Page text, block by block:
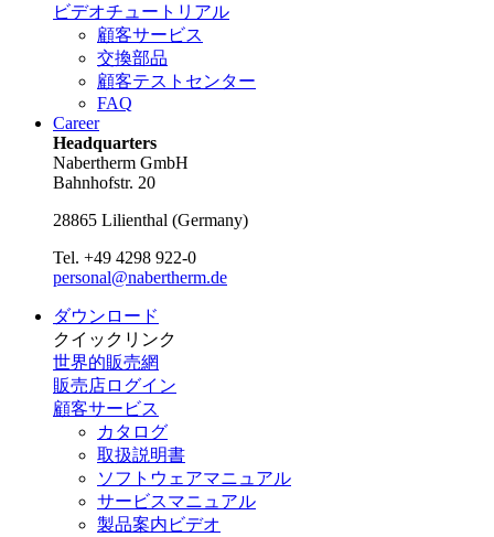
ビデオチュートリアル
顧客サービス
交換部品
顧客テストセンター
FAQ
Career
Headquarters
Nabertherm GmbH
Bahnhofstr. 20
28865 Lilienthal (Germany)
Tel. +49 4298 922-0
personal@nabertherm.de
ダウンロード
クイックリンク
世界的販売網
販売店ログイン
顧客サービス
カタログ
取扱説明書
ソフトウェアマニュアル
サービスマニュアル
製品案内ビデオ